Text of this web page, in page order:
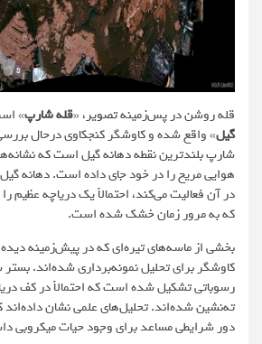
قله‌ روشن در پس‌زمینه‌تصویر، «قله‌ شارپ»
گیل» واقع شده و کاوشگر کنجکاوی درحال
شارپ بلندترین نقطه‌ دهانه‌ گیل است که
هوایی مریخ را در خود جای داده است. دهانه‌
در آن فعالیت می‌کند، احتمالاً یک دریاچه‌ عظیم
که به مرور زمان خشک شده است.
بخشی از ماسه‌های تیره‌ای که در پیش‌زمینه
کاوشگر برای تحلیل نمونه‌برداری شده‌اند.
رسوباتی تشکیل شده است که احتمالاً در کف
ته‌نشین شده‌اند. تحلیل‌های علمی نشان
دور شرایطی مساعد برای وجود حیات میکروبی